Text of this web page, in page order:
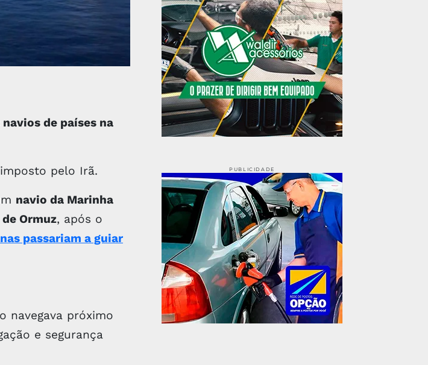
de países na
pelo Irã.
navio da Marinha
Ormuz, após o
passariam a guiar
navegava próximo
e segurança
PUBLICIDADE